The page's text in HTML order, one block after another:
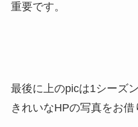
重要です。
最後に上のpicは1シーズ
きれいなHPの写真をお借